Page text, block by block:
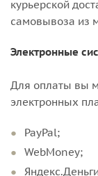
курьерской
самовывоза из
Электронные
Для оплаты вы
электронных
PayPal;
WebMoney;